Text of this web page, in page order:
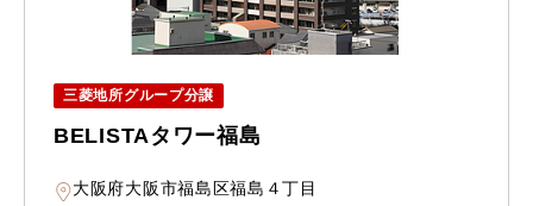
三菱地所グループ分譲
BELISTAタワー福島
大阪府大阪市福島区福島４丁目